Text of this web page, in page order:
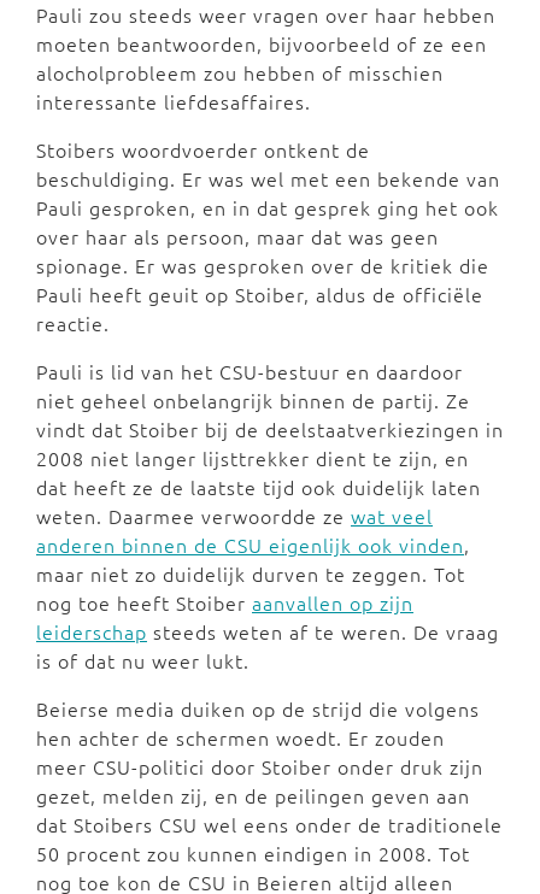
Pauli zou steeds weer vragen over haar hebben
moeten beantwoorden, bijvoorbeeld of ze een
alocholprobleem zou hebben of misschien
interessante liefdesaffaires.
Stoibers woordvoerder ontkent de
beschuldiging. Er was wel met een bekende van
Pauli gesproken, en in dat gesprek ging het ook
over haar als persoon, maar dat was geen
spionage. Er was gesproken over de kritiek die
Pauli heeft geuit op Stoiber, aldus de officiële
reactie.
Pauli is lid van het CSU-bestuur en daardoor
niet geheel onbelangrijk binnen de partij. Ze
vindt dat Stoiber bij de deelstaatverkiezingen in
2008 niet langer lijsttrekker dient te zijn, en
dat heeft ze de laatste tijd ook duidelijk laten
weten. Daarmee verwoordde ze wat veel
anderen binnen de CSU eigenlijk ook vinden,
maar niet zo duidelijk durven te zeggen. Tot
nog toe heeft Stoiber aanvallen op zijn
leiderschap steeds weten af te weren. De vraag
is of dat nu weer lukt.
Beierse media duiken op de strijd die volgens
hen achter de schermen woedt. Er zouden
meer CSU-politici door Stoiber onder druk zijn
gezet, melden zij, en de peilingen geven aan
dat Stoibers CSU wel eens onder de traditionele
50 procent zou kunnen eindigen in 2008. Tot
nog toe kon de CSU in Beieren altijd alleen